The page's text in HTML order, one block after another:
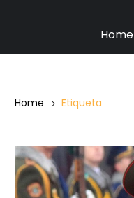
Home
Home Etiqueta
El
último
dictador